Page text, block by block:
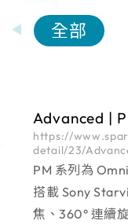
輕量化監
IP網路攝影機
Spark攝
最新消息
全部
Advanced |
https://
detail/23/
PM 系列為
搭載 Sony
焦、360° 連續